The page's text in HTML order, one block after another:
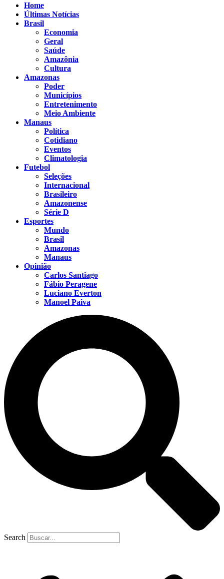
Home
Últimas Notícias
Brasil
Economia
Geral
Saúde
Amazônia
Cultura
Amazonas
Poder
Municípios
Entretenimento
Meio Ambiente
Manaus
Política
Cotidiano
Eventos
Climatologia
Futebol
Seleções
Internacional
Brasileiro
Amazonense
Série D
Esportes
Mundo
Brasil
Amazonas
Manaus
Opinião
Carlos Santiago
Fábio Peragene
Luciano Everton
Manoel Paiva
Search